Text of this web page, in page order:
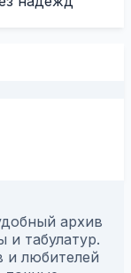
архив
и табулатур.
и любителей